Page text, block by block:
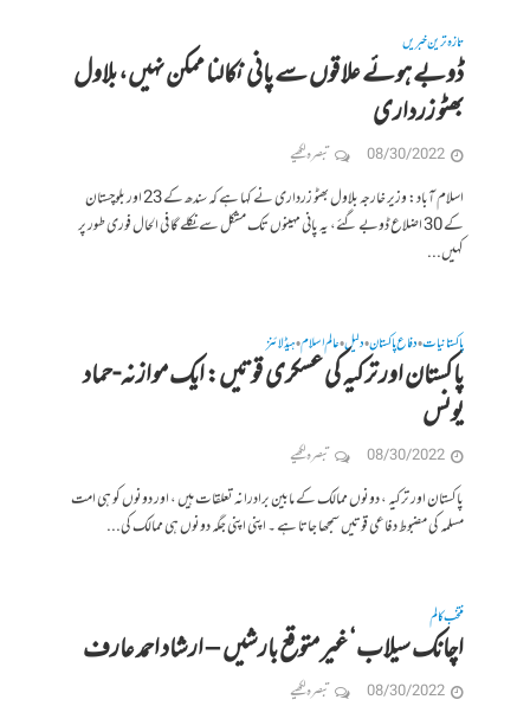
تازہ ترین خبریں
ڈوبے ہوئے علاقوں سے پانی نکالنا ممکن نہیں، بلاول
بھٹو زرداری
08/30/2022 تبصرہ لکھیے
اسلام آباد: وزیر خارجہ بلاول بھٹو زرداری نے کہا ہے کہ سندھ کے 23 اور بلوچستان
کے 30 اضلاع ڈوبے گئے، یہ پانی مہینوں تک مشکل سے نکلے گا فی الحال فوری طور پر
کہیں...
پاکستانیات•دفاع پاکستان•دلیل•عالم اسلام•ہیڈلائنز
پاکستان اور ترکیہ کی عسکری قوتیں: ایک موازنہ-حماد
یونس
08/30/2022 تبصرہ لکھیے
پاکستان اور ترکیہ ، دونوں ممالک کے مابین برادرانہ تعلقات ہیں ، اور دونوں کو ہی امت
مسلمہ کی مضبوط دفاعی قوتیں سمجھا جاتا ہے ۔ اپنی اپنی جگہ دونوں ہی ممالک کی...
منتخب کالم
اچانک سیلاب‘ غیر متوقع بارشیں – ارشاد احمد عارف
08/30/2022 تبصرہ لکھیے